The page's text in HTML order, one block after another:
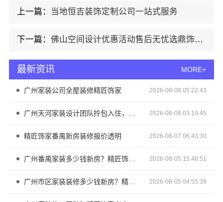
上一篇： 当地恒吉装饰定制公司一站式服务
下一篇：佛山空间设计优惠活动售后无忧选鼎饰空间
最新资讯 MORE+
广州家装公司全屋装修精匠饰家 2026-08-08 05:22:43
广州天河家装设计团队拎包入住，精匠饰家 2026-08-08 03:19:45
精匠饰家番禺新房装修报价透明 2026-08-07 06:43:30
广州番禺家装多少钱新房？精匠饰家全铝家居性价比之选 2026-08-05 15:48:51
广州市区家装装修多少钱新房？精匠饰家性价比高 2026-08-05 04:55:39